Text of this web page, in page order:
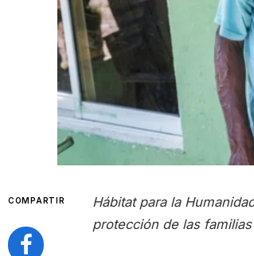
COMPARTIR
Hábitat para la
protección de las